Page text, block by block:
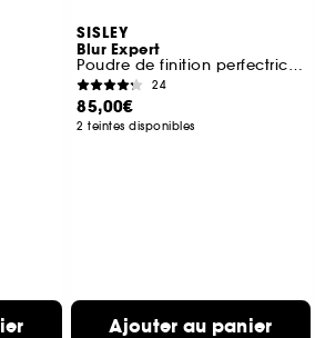
SISLEY
Blur Expert
Poudre de finition perfectrice et lissante
24
85,00€
2 teintes disponibles
Ajouter au panier